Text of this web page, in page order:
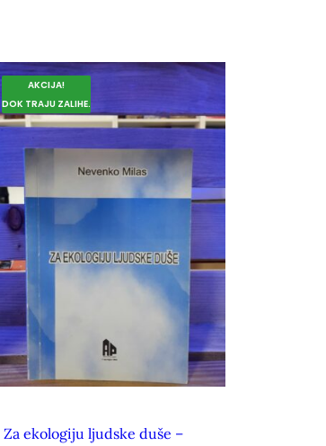
AKCIJA!
DOK TRAJU ZALIHE.
Za ekologiju ljudske duše –